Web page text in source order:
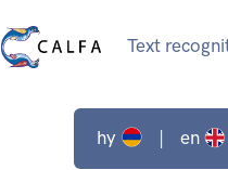
Text
hy | en